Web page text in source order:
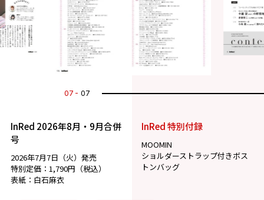
01 07
InRed 2026年8月・9月合併
号
2026年7月7日（火）発売
特別定価：1,790円（税込）
表紙：白石麻衣
InRed 特別付録
MOOMIN
ショルダーストラップ付きボス
トンバッグ